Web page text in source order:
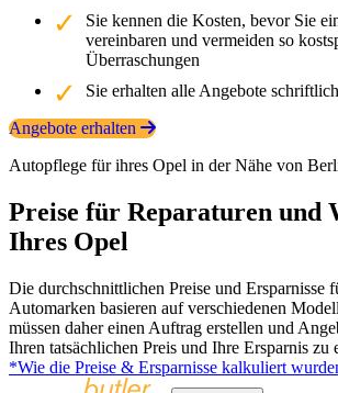
Sie kennen die Kosten, bevor Sie
vereinbaren und vermeiden so
Überraschungen
Sie erhalten alle Angebote schriftlich
Angebote erhalten
Autopflege für ihres Opel in der Nähe von
Preise für Reparaturen und
Ihres Opel
Die durchschnittlichen Preise und Ersparnisse
Automarken basieren auf verschiedenen
müssen daher einen Auftrag erstellen und
Ihren tatsächlichen Preis und Ihre Ersparnis zu
*Wie die Preise & Ersparnisse kalkuliert